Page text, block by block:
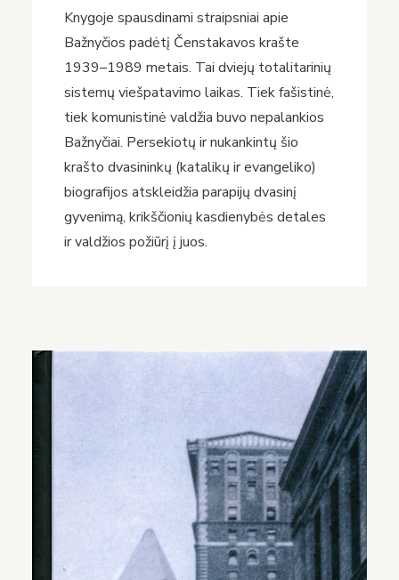
Knygoje spausdinami straipsniai apie
Bažnyčios padėtį Čenstakavos krašte
1939–1989 metais. Tai dviejų totalitarinių
sistemų viešpatavimo laikas. Tiek fašistinė,
tiek komunistinė valdžia buvo nepalankios
Bažnyčiai. Persekiotų ir nukankintų šio
krašto dvasininkų (katalikų ir evangeliko)
biografijos atskleidžia parapijų dvasinį
gyvenimą, krikščionių kasdienybės detales
ir valdžios požiūrį į juos.